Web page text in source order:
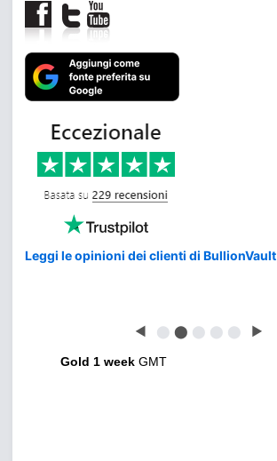
Leggi le opinioni dei clienti di BullionVault
◀ ⬤ ⬤ ⬤ ⬤ ⬤ ▶
Gold 1 week GMT